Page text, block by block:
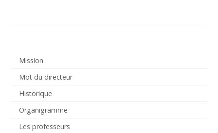
Mission
Mot du directeur
Historique
Organigramme
Les professeurs